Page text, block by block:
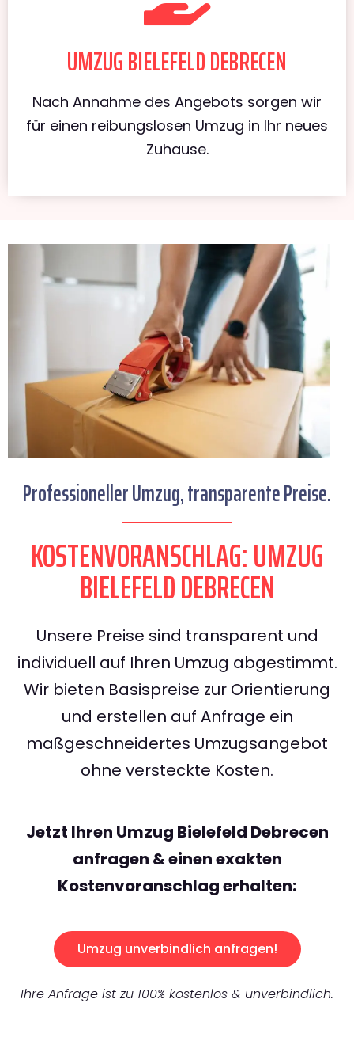
UMZUG BIELEFELD DEBRECEN
Nach Annahme des Angebots sorgen wir
für einen reibungslosen Umzug in Ihr neues
Zuhause.
Professioneller Umzug, transparente Preise.
KOSTENVORANSCHLAG: UMZUG
BIELEFELD DEBRECEN
Unsere Preise sind transparent und
individuell auf Ihren Umzug abgestimmt.
Wir bieten Basispreise zur Orientierung
und erstellen auf Anfrage ein
maßgeschneidertes Umzugsangebot
ohne versteckte Kosten.
Jetzt Ihren Umzug Bielefeld Debrecen
anfragen & einen exakten
Kostenvoranschlag erhalten:
Umzug unverbindlich anfragen!
Ihre Anfrage ist zu 100% kostenlos & unverbindlich.